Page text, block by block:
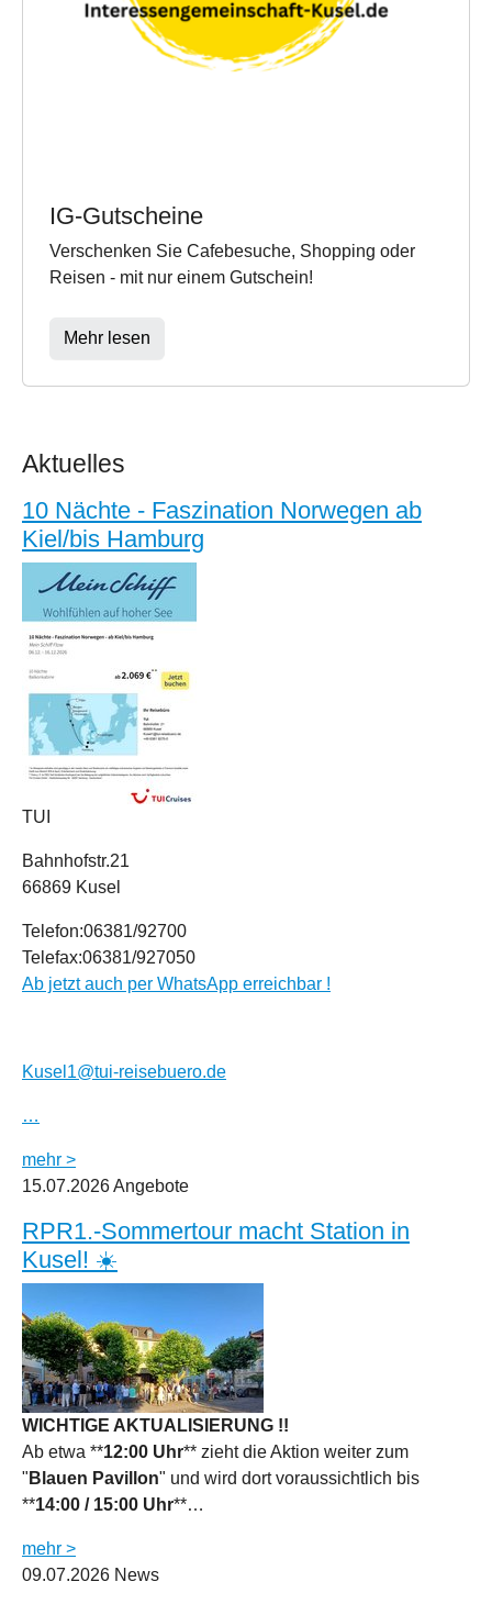
IG-Gutscheine
Verschenken Sie Cafebesuche, Shopping oder
Reisen - mit nur einem Gutschein!
Mehr lesen
Aktuelles
10 Nächte - Faszination Norwegen ab
Kiel/bis Hamburg
TUI
Bahnhofstr.21
66869 Kusel
Telefon:06381/92700
Telefax:06381/927050
Ab jetzt auch per WhatsApp erreichbar !
Kusel1@tui-reisebuero.de
…
mehr >
15.07.2026Angebote
RPR1.-Sommertour macht Station in
Kusel! ☀️
WICHTIGE AKTUALISIERUNG !!
Ab etwa **12:00 Uhr** zieht die Aktion weiter zum
" Blauen Pavillon" und wird dort voraussichtlich bis
**14:00 / 15:00 Uhr**…
mehr >
09.07.2026 News